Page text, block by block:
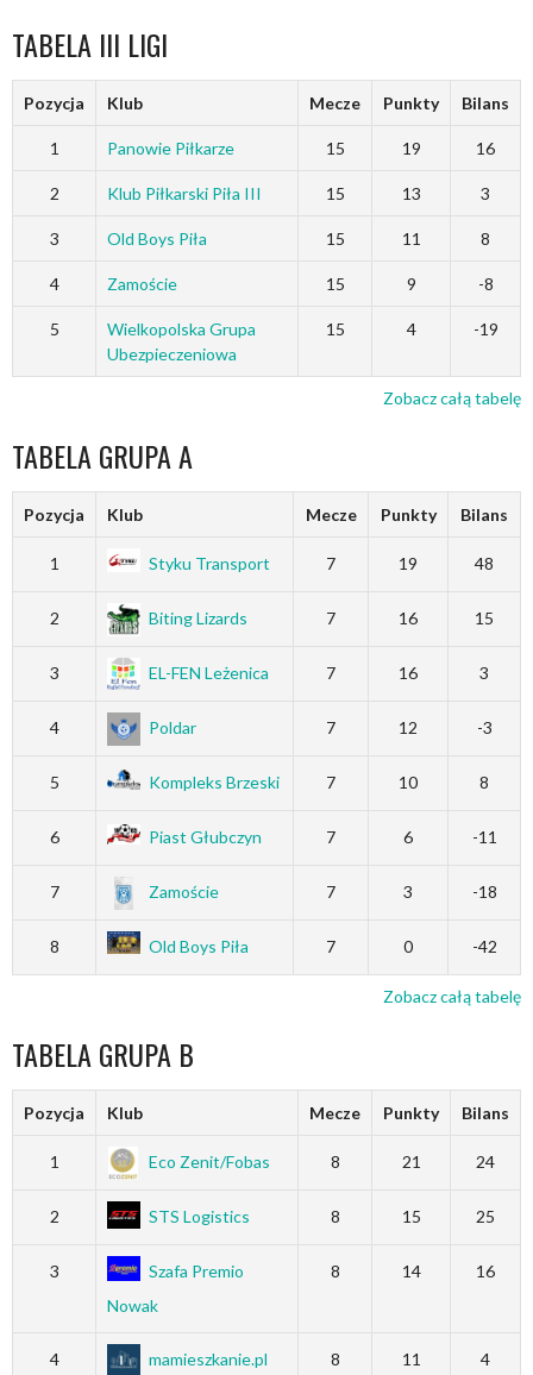
TABELA III LIGI
Pozycja Klub Mecze Punkty Bilans
1 Panowie Piłkarze 15 19 16
2 Klub Piłkarski Piła III 15 13 3
3 Old Boys Piła 15 11 8
4 Zamoście 15 9 -8
5
Wielkopolska Grupa
Ubezpieczeniowa
15 4 -19
Zobacz całą tabelę
TABELA GRUPA A
Pozycja Klub Mecze Punkty Bilans
1 Styku Transport 7 19 48
2 Biting Lizards 7 16 15
3 EL-FEN Leżenica 7 16 3
4 Poldar 7 12 -3
5 Kompleks Brzeski 7 10 8
6 Piast Głubczyn 7 6 -11
7 Zamoście 7 3 -18
8 Old Boys Piła 7 0 -42
Zobacz całą tabelę
TABELA GRUPA B
Pozycja Klub Mecze Punkty Bilans
1 Eco Zenit/Fobas 8 21 24
2 STS Logistics 8 15 25
3
Szafa Premio
Nowak
8 14 16
4 mamieszkanie.pl 8 11 4